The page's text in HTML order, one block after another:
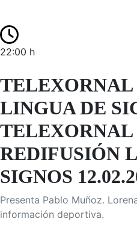
22:00 h
TELEXORNAL
LINGUA DE
TELEXORNAL
REDIFUSIÓN
SIGNOS
Presenta Pablo Muñoz.
información deportiva.